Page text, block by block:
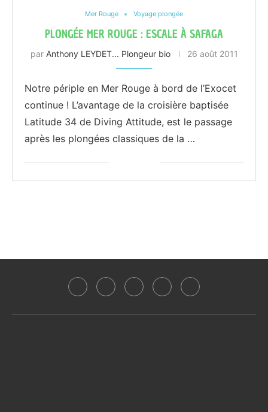
Mer Rouge Voyage plongée
PLONGÉE MER ROUGE : ESCALE À SAFAGA
par Anthony LEYDET... Plongeur bio 26 août 2011
Notre périple en Mer Rouge à bord de l’Exocet
continue ! L’avantage de la croisière baptisée
Latitude 34 de Diving Attitude, est le passage
après les plongées classiques de la …